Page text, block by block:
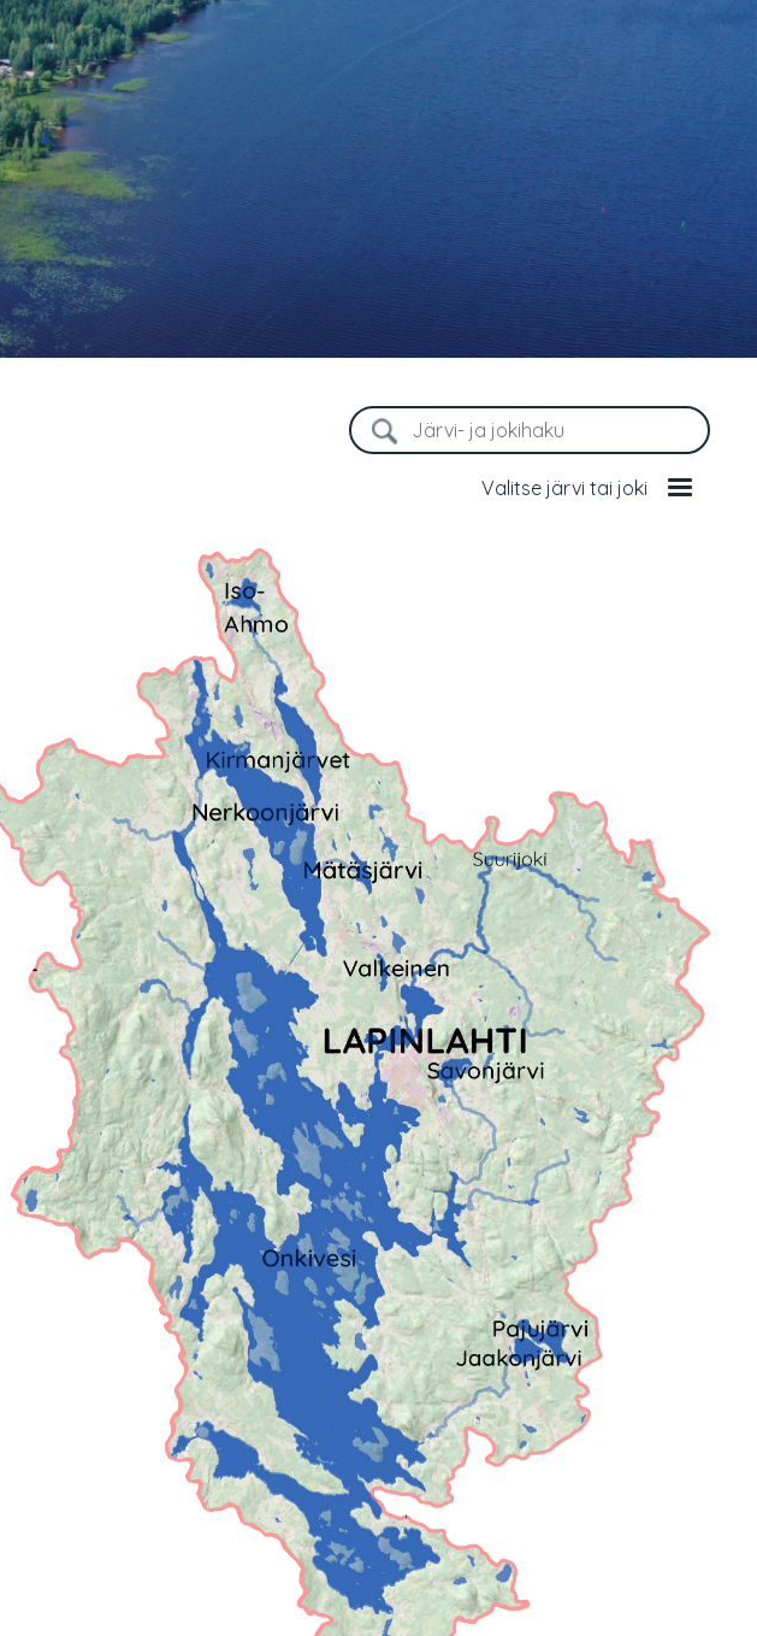
Valitse järvi tai joki